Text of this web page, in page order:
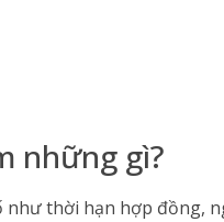
những gì?
như thời hạn hợp đồng,